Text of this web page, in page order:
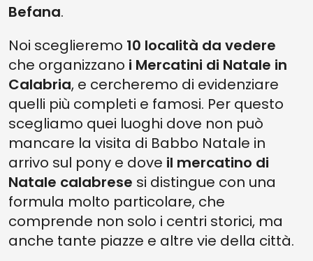
Befana.
Noi sceglieremo 10 località da vedere
che organizzano i Mercatini di Natale in
Calabria, e cercheremo di evidenziare
quelli più completi e famosi. Per questo
scegliamo quei luoghi dove non può
mancare la visita di Babbo Natale in
arrivo sul pony e dove il mercatino di
Natale calabrese si distingue con una
formula molto particolare, che
comprende non solo i centri storici, ma
anche tante piazze e altre vie della città.